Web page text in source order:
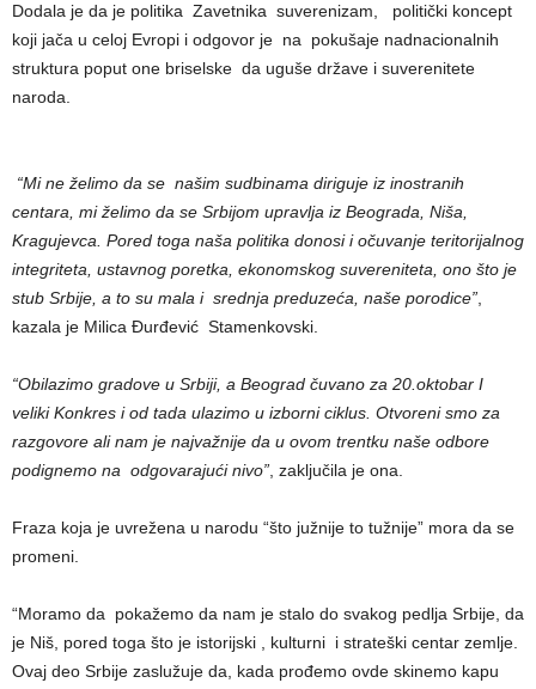
Dodala je da je politika Zavetnika suverenizam, politički koncept
koji jača u celoj Evropi i odgovor je na pokušaje nadnacionalnih
struktura poput one briselske da uguše države i suverenitete
naroda.
“Mi ne želimo da se našim sudbinama diriguje iz inostranih
centara, mi želimo da se Srbijom upravlja iz Beograda, Niša,
Kragujevca. Pored toga naša politika donosi i očuvanje teritorijalnog
integriteta, ustavnog poretka, ekonomskog suvereniteta, ono što je
stub Srbije, a to su mala i srednja preduzeća, naše porodice”
kazala je Milica Đurđević Stamenkovski.
“Obilazimo gradove u Srbiji, a Beograd čuvano za 20.oktobar I
veliki Konkres i od tada ulazimo u izborni ciklus. Otvoreni smo za
razgovore ali nam je najvažnije da u ovom trentku naše odbore
podignemo na odgovarajući nivo” , zaključila je ona.
Fraza koja je uvrežena u narodu “što južnije to tužnije” mora da se
promeni.
“Moramo da pokažemo da nam je stalo do svakog pedlja Srbije, da
je Niš, pored toga što je istorijski , kulturni i strateški centar zemlje.
Ovaj deo Srbije zaslužuje da, kada prođemo ovde skinemo kapu